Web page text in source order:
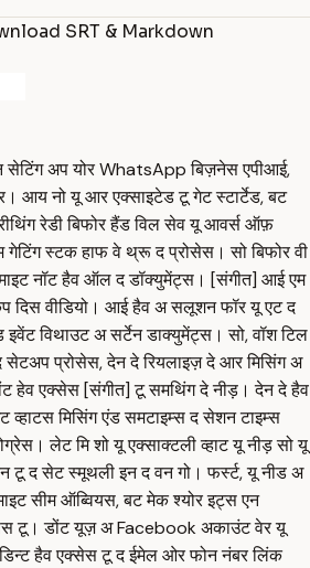
SRT & Markdown
सेटिंग अप योर WhatsApp बिज़नेस एपीआई,
आय नो यू आर एक्साइटेड टू गेट स्टार्टेड, बट
रेडी बिफोर हैंड विल सेव यू आवर्स ऑफ़
स्टक हाफ वे थ्रू द प्रोसेस। सो बिफोर वी
नॉट हैव ऑल द डॉक्युमेंट्स। [संगीत] आई एम
दिस वीडियो। आई हैव अ सलूशन फॉर यू एट द
इवेंट विथाउट अ सर्टेन डाक्युमेंट्स। सो, वॉश टिल
सेटअप प्रोसेस, देन दे रियलाइज़ दे आर मिसिंग अ
हेव एक्सेस [संगीत] टू समथिंग दे नीड़। देन दे हैव
व्हाटस मिसिंग एंड समटाइम्स द सेशन टाइम्स
लेट मि शो यू एक्साक्टली व्हाट यू नीड़ सो यू
टू द सेट स्मूथली इन द वन गो। फर्स्ट, यू नीड अ
सीम ऑब्वियस, बट मेक श्योर इट्स एन
टू। डोंट यूज़ अ Facebook अकाउंट वेर यू
हैव एक्सेस टू द ईमेल ओर फोन नंबर लिंक